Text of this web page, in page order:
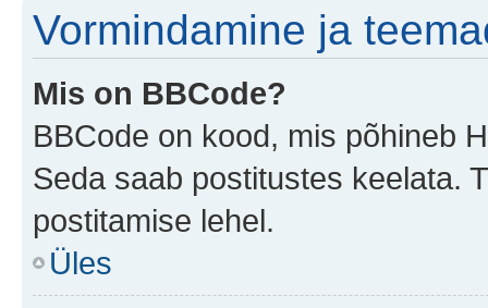
Vormindamine ja
Mis on BBCode?
BBCode on kood, mis põhineb
Seda saab postitustes keelata.
postitamise lehel.
Üles